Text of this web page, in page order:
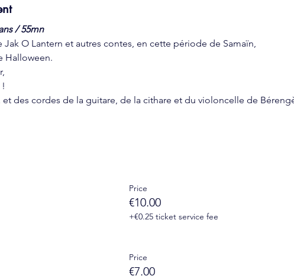
/ 55mn
O Lantern et autres contes, en cette période de Samaïn,
Halloween.
et des cordes de la guitare, de la cithare et du violoncelle de
Price
€10.00
+€0.25 ticket service fee
Price
€7.00